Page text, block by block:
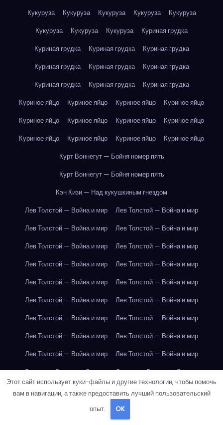
Кукуруза
Кукуруза Кукуруза Кукуруза
Кукуруза
Кукуруза
Кукуруза Кукуруза
Куриная грудка
Куриная грудка
Куриная грудка
Куриная грудка
Куриная грудка
Куриная грудка
Куриная грудка
Куриная грудка
Куриная грудка
Куриная грудка
Куриное яйцо
Куриное яйцо Куриное яйцо
Куриное яйцо
Куриное яйцо
Куриное яйцо Куриное яйцо
Куриное яйцо
Куриное яйцо
Куриное яйцо Куриное яйцо
Куриное яйцо
Курт Воннегут — Бойня номер пять
Курт Воннегут — Бойня номер пять
Кэн Кизи — Над кукушкиным гнездом
Лев Толстой — Война и мир
Лев Толстой — Война и мир
Лев Толстой — Война и мир
Лев Толстой — Война и мир
Лев Толстой — Война и мир
Лев Толстой — Война и мир
Лев Толстой — Война и мир
Лев Толстой — Война и мир
Лев Толстой — Война и мир
Лев Толстой — Война и мир
Лев Толстой — Война и мир
Лев Толстой — Война и мир
Лев Толстой — Война и мир
Лев Толстой — Война и мир
Лев Толстой — Война и мир
Лев Толстой — Война и мир
Лев Толстой — Война и мир
Лев Толстой — Война и мир
Лондон
Лондон Лондон Лондон Лондон
Лондон
Лондон
Лондон Лондон Лондон Лондон
Лондон
Лондон Лондон
Этот сайт использует куки-файлы и другие технологии, чтобы помочь
вам в навигации, а также предоставить лучший пользовательский
опыт.
OK